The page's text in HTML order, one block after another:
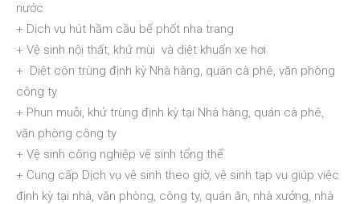
nước
+ Dịch vụ hút hầm cầu bể phốt nha trang
+ Vệ sinh nội thất, khử mùi và diệt khuẩn xe hơi
+ Diệt côn trùng định kỳ Nhà hàng, quán cà phê, văn phòng
công ty
+ Phun muỗi, khử trùng định kỳ tại Nhà hàng, quán cà phê,
văn phòng công ty
+ Vệ sinh công nghiệp vệ sinh tổng thể
+ Cung cấp Dịch vụ vệ sinh theo giờ, vệ sinh tạp vụ giúp việc
định kỳ tại nhà, văn phòng, công ty, quán ăn, nhà xưởng, nhà